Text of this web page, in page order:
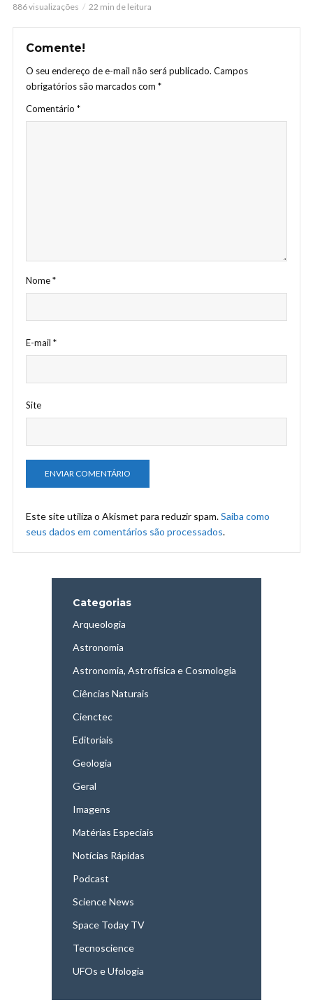
886 visualizações 22 min de leitura
Comente!
O seu endereço de e-mail não será publicado. Campos
obrigatórios são marcados com *
Comentário *
Nome*
E-mail *
Site
Este site utiliza o Akismet para reduzir spam.Saiba como
seus dados em comentários são processados.
Categorias
Arqueologia
Astronomia
Astronomia, Astrofísica e Cosmologia
Ciências Naturais
Cienctec
Editoriais
Geologia
Geral
Imagens
Matérias Especiais
Notícias Rápidas
Podcast
Science News
Space Today TV
Tecnoscience
UFOs e Ufologia